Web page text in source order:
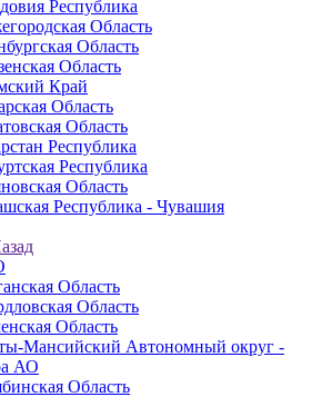
Республика
Область
Область
Область
Край
Область
Область
Республика
Республика
Область
Республика - Чувашия
Область
Область
Область
Мансийский Автономный округ -
АО
Область